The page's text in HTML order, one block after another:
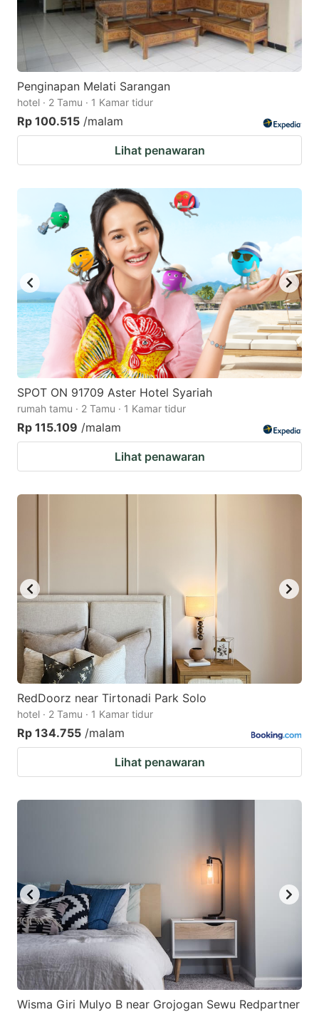
Penginapan Melati Sarangan
hotel · 2 Tamu · 1 Kamar tidur
Rp 100.515 /malam
Lihat penawaran
SPOT ON 91709 Aster Hotel Syariah
rumah tamu · 2 Tamu · 1 Kamar tidur
Rp 115.109 /malam
Lihat penawaran
RedDoorz near Tirtonadi Park Solo
hotel · 2 Tamu · 1 Kamar tidur
Rp 134.755 /malam
Lihat penawaran
Wisma Giri Mulyo B near Grojogan Sewu Redpartner